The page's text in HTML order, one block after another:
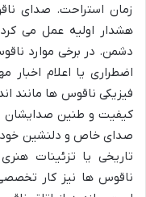
زمان استراحت. صدای
هشدار اولیه عمل می
دشمن. در برخی موارد
اضطراری یا اعلام
فیزیکی ناقوس ها مانند
کیفیت و طنین صدایشان
صدای خاص و دلنشین خود
تاریخی یا تزئینات
ناقوس ها نیز کار